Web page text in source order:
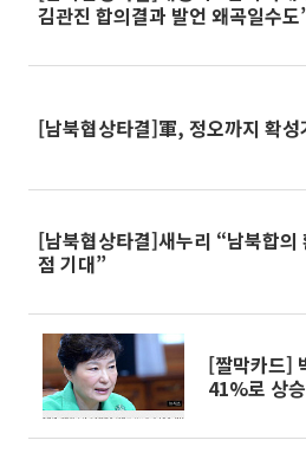
김관진 합의결과 발언 왜곡일수도
[남북협상타결]軍, 정오까지 확성
[남북협상타결]새누리 “남북합
점 기대”
[짤막카드]
41%로 상